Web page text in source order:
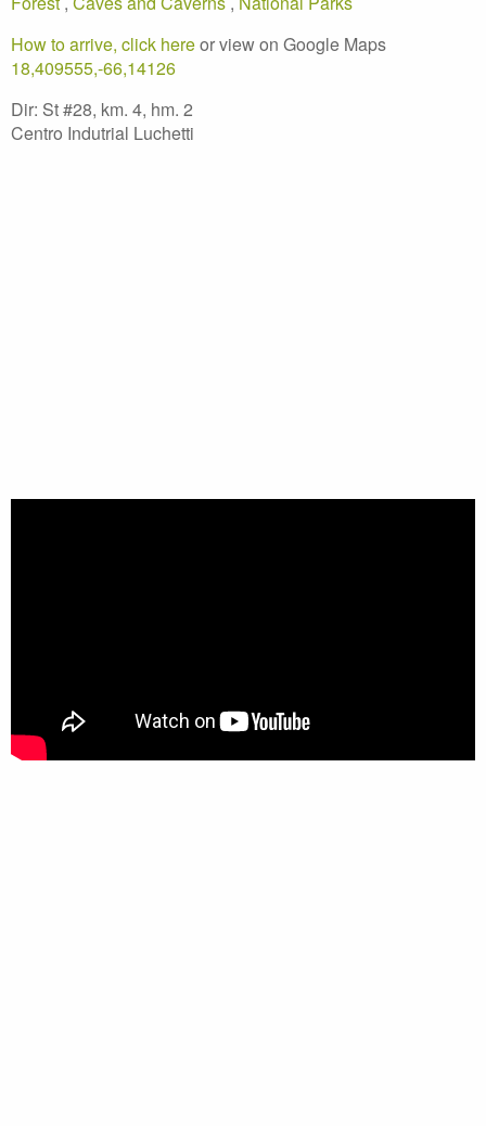
How to arrive, click hereor view on Google Maps
18,409555,-66,14126
Dir: St #28, km. 4, hm. 2
Centro Indutrial Luchetti